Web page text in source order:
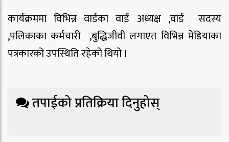
कार्यक्रममा विभिन्न वार्डका वार्ड अध्यक्ष ,वार्ड सदस्य
,पलिकाका कर्मचारी ,बुद्धिजीवी लगाएत विभिन्न मेडियाका
पत्रकारको उपस्थिति रहेको थियो ।
तपाईको प्रतिक्रिया दिनुहोस्